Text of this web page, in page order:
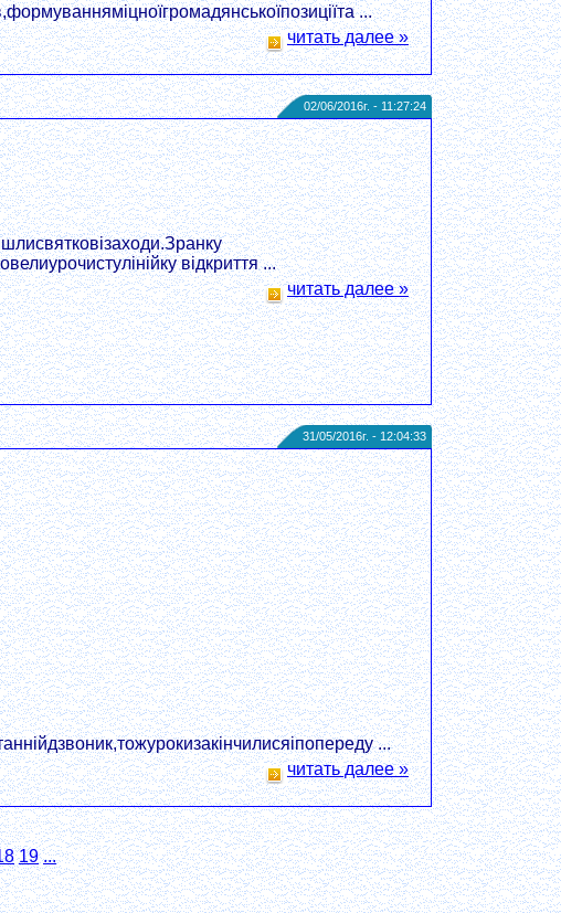
...
читать далее »
02/06/2016г. - 11:27:24
відкриття ...
читать далее »
31/05/2016г. - 12:04:33
...
читать далее »
19 ...